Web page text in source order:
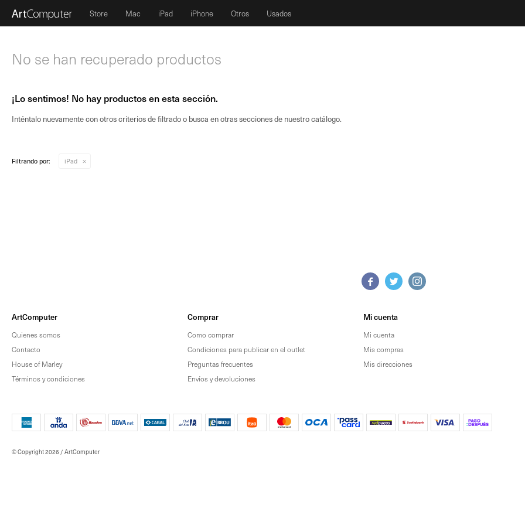
Store Mac iPad iPhone Otros Usados
No se han recuperado productos
¡Lo sentimos! No hay productos en esta sección.
Inténtalo nuevamente con otros criterios de filtrado o busca en otras secciones de nuestro catálogo.
Filtrando por: iPad
  
ArtComputer
Quienes somos
Contacto
House of Marley
Términos y condiciones
Comprar
Como comprar
Condiciones para publicar en el outlet
Preguntas frecuentes
Envíos y devoluciones
Mi cuenta
Mi cuenta
Mis compras
Mis direcciones
© Copyright 2026 / ArtComputer